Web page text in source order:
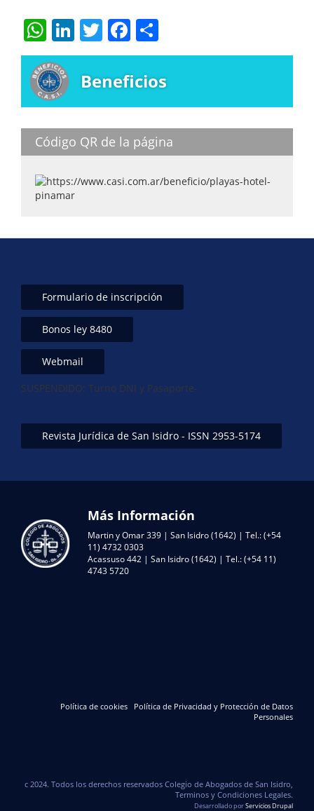
W
h
at
s
A
p
p
Li
n
k
e
dI
n
T
w
itt
er
F
a
c
e
b
o
o
k
h
ar
e
Beneficios
Código QR de la página
Formulario de inscripción
Bonos ley 8480
Webmail
SUSPENDIDO: Turno DNI y Pasaporte-
Revista Jurídica de San Isidro - ISSN 2953-5174
Más Información
Martin y Omar 339 | San Isidro (1642) | Tel.: (+54
11) 4732 0303
Acassuso 442 | San Isidro (1642) | Tel.: (+54 11)
4743 5720
Política de cookies
Política de Privacidad y Protección de Datos
Personales
c 2024. Todos los derechos reservados Colegio de Abogados de San Isidro,
Terminos y Condiciones Legales.
Desarrollado porServicios Drupal